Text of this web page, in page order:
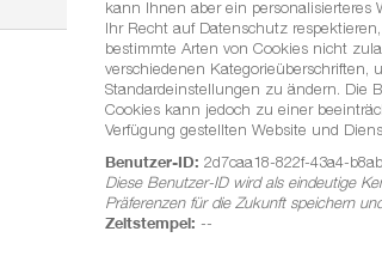
bietet eine Vielzahl an Lösungen im
negativen Auswirkungen der
kann Ihnen aber ein personalisierteres
Ihr Recht auf Datenschutz
bestimmte Arten von Cookies nicht
verschiedenen Kategorieüberschriften,
Standardeinstellungen zu ändern. Die
Cookies kann jedoch zu einer
Verfügung gestellten Website und
Benutzer-ID: 2d7caa18-822f-43a4-
Diese Benutzer-ID wird als eindeutige
Präferenzen für die Zukunft speichern
Zeitstempel: --